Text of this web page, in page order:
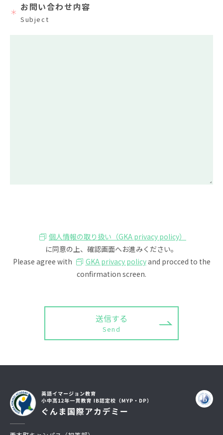
＊ お問い合わせ内容
Subject
個人情報の取り扱い（GKA privacy policy）
に同意の上、確認画面へお進みください。
Please agree with
GKA privacy policyand procced to the
confirmation screen.
の
ま
ま